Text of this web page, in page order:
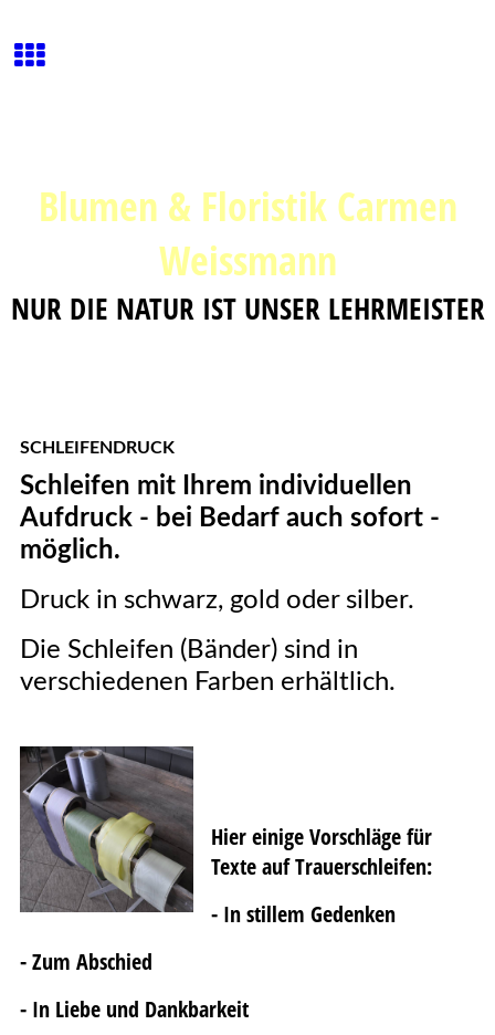
Blumen & Floristik Carmen
Weissmann
NUR DIE NATUR IST UNSER LEHRMEISTER
SCHLEIFENDRUCK
Schleifen mit Ihrem individuellen
Aufdruck - bei Bedarf auch sofort -
möglich.
Druck in schwarz, gold oder silber.
Die Schleifen (Bänder) sind in
verschiedenen Farben erhältlich.
Hier einige Vorschläge für
Texte auf Trauerschleifen:
- In stillem Gedenken
- Zum Abschied
- In Liebe und Dankbarkeit